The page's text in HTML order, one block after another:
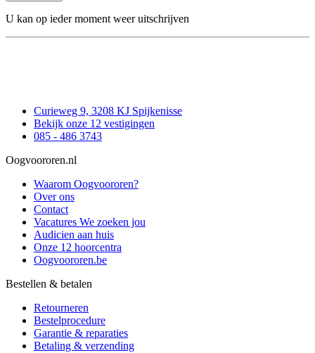
U kan op ieder moment weer uitschrijven
Curieweg 9, 3208 KJ Spijkenisse
Bekijk onze 12 vestigingen
085 - 486 3743
Oogvoororen.nl
Waarom Oogvoororen?
Over ons
Contact
Vacatures We zoeken jou
Audicien aan huis
Onze 12 hoorcentra
Oogvoororen.be
Bestellen & betalen
Retourneren
Bestelprocedure
Garantie & reparaties
Betaling & verzending